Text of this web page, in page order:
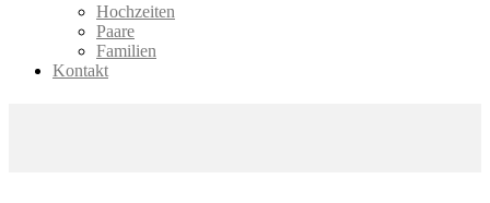
Hochzeiten
Paare
Familien
Kontakt